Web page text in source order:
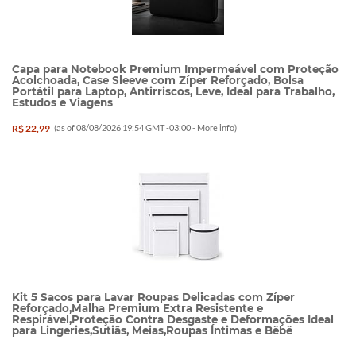
Capa para Notebook Premium Impermeável com Proteção
Acolchoada, Case Sleeve com Zíper Reforçado, Bolsa
Portátil para Laptop, Antirriscos, Leve, Ideal para Trabalho,
Estudos e Viagens
R$ 22,99 (as of 08/08/2026 19:54 GMT -03:00 - More info)
Kit 5 Sacos para Lavar Roupas Delicadas com Zíper
Reforçado,Malha Premium Extra Resistente e
Respirável,Proteção Contra Desgaste e Deformações Ideal
para Lingeries,Sutiãs, Meias,Roupas Íntimas e Bêbê